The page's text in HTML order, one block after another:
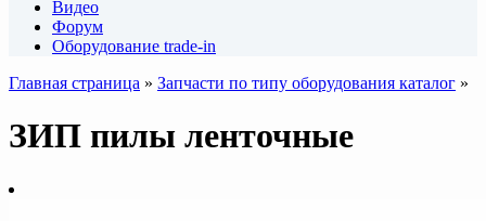
Видео
Форум
Оборудование trade-in
Главная страница » Запчасти по типу оборудования каталог »
ЗИП пилы ленточные